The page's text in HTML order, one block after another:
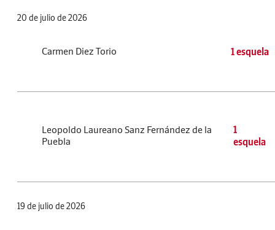
20 de julio de 2026
Carmen Diez Torio 1 esquela
Leopoldo Laureano Sanz Fernández de la
Puebla
1
esquela
19 de julio de 2026